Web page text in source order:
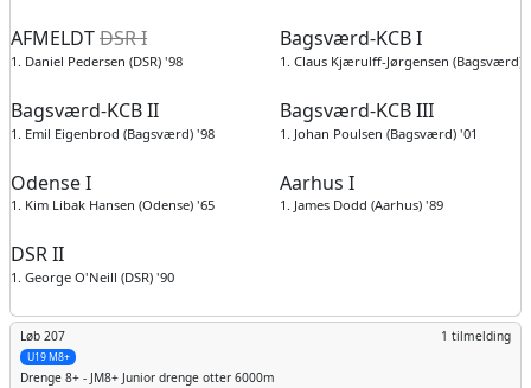
AFMELDTDSR I
1. Daniel Pedersen (DSR) '98
Bagsværd-KCB I
1. Claus Kjærulff-Jørgensen (Bagsværd)
Bagsværd-KCB II
1. Emil Eigenbrod (Bagsværd) '98
Bagsværd-KCB III
1. Johan Poulsen (Bagsværd) '01
Odense I
1. Kim Libak Hansen (Odense) '65
Aarhus I
1. James Dodd (Aarhus) '89
DSR II
1. George O'Neill (DSR) '90
Løb 207 1 tilmelding
U19 M8+
Drenge 8+ - JM8+ Junior drenge otter 6000m